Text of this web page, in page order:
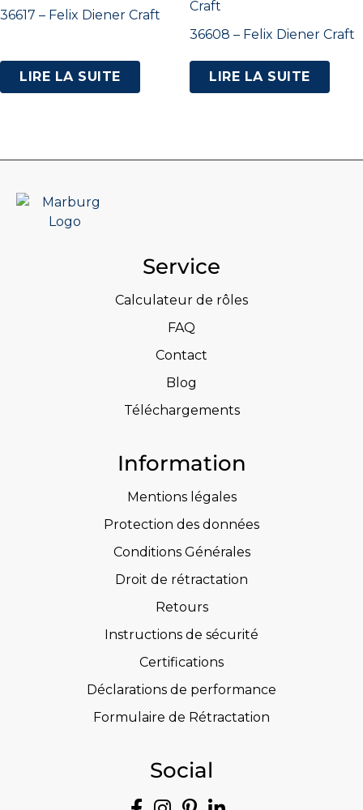
36617 – Felix Diener Craft
LIRE LA SUITE
36608 – Felix Diener Craft
LIRE LA SUITE
Service
Calculateur de rôles
FAQ
Contact
Blog
Téléchargements
Information
Mentions légales
Protection des données
Conditions Générales
Droit de rétractation
Retours
Instructions de sécurité
Certifications
Déclarations de performance
Formulaire de Rétractation
Social